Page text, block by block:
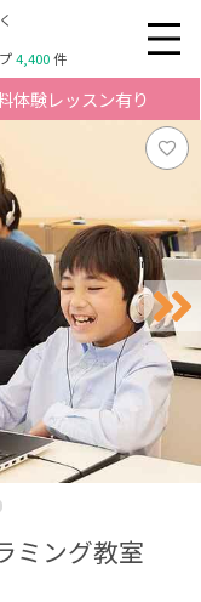
4,400件
体験レッスン有り
ミング教室